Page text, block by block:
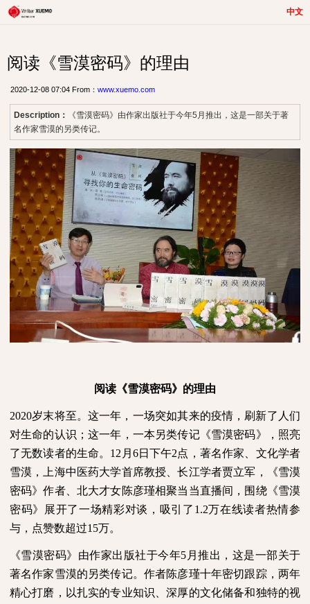
中文
阅读《雪漠密码》的理由
2020-12-08 07:04 From： www.xuemo.com
Description：
《雪漠密码》由作家出版社于今年5月推出，这是一部关于著
名作家雪漠的另类传记。
阅读《雪漠密码》的理由
2020岁末将至。这一年，一场突如其来的疫情，刷新了人们
对生命的认识；这一年，一本另类传记《雪漠密码》，照亮
了无数读者的生命。 12 月 6日下午2点，著名作家、文化学者
雪漠，上海中医药大学首席教授、长江学者贾立军，《雪漠
密码》作者、北大才女陈彦瑾相聚当当直播间，围绕《雪漠
密码》展开了一场精彩对谈，吸引了 1.2万在线读者热情参
与，点赞数超过15万。
《雪漠密码》由作家出版社于今年5 月推出，这是一部关于
著名作家雪漠的另类传记。作者陈彦瑾十年密切跟踪，两年
精心打磨，以扎实的专业知识、深厚的文化储备和独特的视